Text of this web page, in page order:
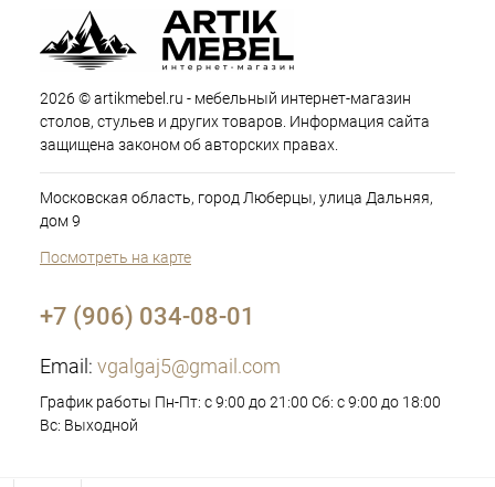
2026 © artikmebel.ru - мебельный интернет-магазин
столов, стульев и других товаров. Информация сайта
защищена законом об авторских правах.
Московская область, город Люберцы, улица Дальняя,
дом 9
Посмотреть на карте
+7 (906) 034-08-01
Email: vgalgaj5@gmail.com
График работы Пн-Пт: с 9:00 до 21:00 Сб: с 9:00 до 18:00
Вс: Выходной